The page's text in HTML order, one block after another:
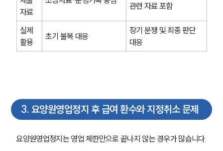
자료
관련 자료 포함
실제
활용
초기 불복 대응
장기 분쟁 및 최종 판단
대응
3. 요양원영업정지 후 급여 환수와 지정취소 문제
요양원영업정지는 영업 제한만으로 끝나지 않는 경우가 많습니다.